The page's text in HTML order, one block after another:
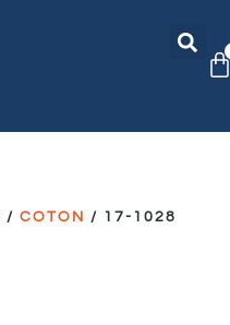
/COTON / 17-1028